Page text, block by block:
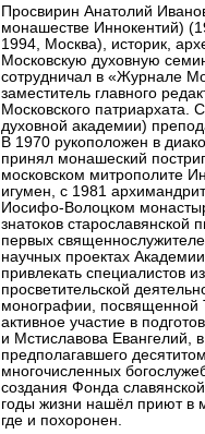
Просвирин Анатолий
монашестве Иннокентий)
1994, Москва), историк,
Московскую духовную
сотрудничал в «Журнале
заместитель главного
Московского патриархата.
духовной академии)
В 1970 рукоположен в
принял монашеский
московском митрополите
игумен, с 1981
Иосифо-Волоцком
знатоков старославянской
первых
научных проектах
привлекать специалистов
просветительской
монографии, посвященной
активное участие в
и Мстиславова Евангелий,
предполагавшего
многочисленных
создания Фонда
годы жизни нашёл приют в
где и похоронен.